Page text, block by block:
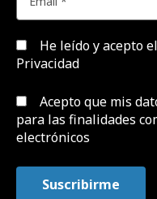
He leído y acepto el
Privacidad
Acepto que mis
para las finalidades
electrónicos